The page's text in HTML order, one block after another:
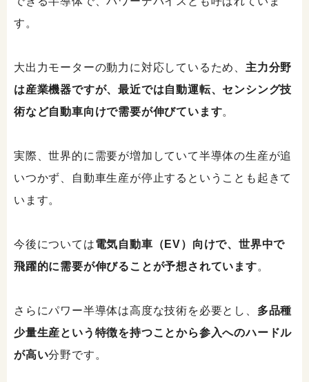
す。
大出力モーターの動力に対応しているため、 主力分野
は産業機器ですが、最近では自動運転、センシング技
術など自動車向けで需要が伸びています。
実際、世界的に需要が増加していて半導体の生産が追
いつかず、自動車生産が停止するということも起きて
います。
今後については電気自動車（EV）向けで、世界中で
飛躍的に需要が伸びることが予想されています。
さらにパワー半導体は高度な技術を必要とし、 多品種
少量生産という特徴を持つことから参入へのハードル
が高い分野です。